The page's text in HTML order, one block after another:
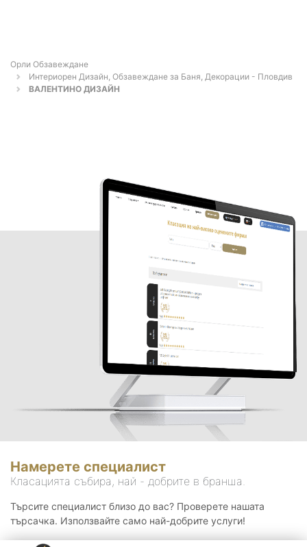
Орли Обзавеждане
Интериорен Дизайн, Обзавеждане за Баня, Декорации - Пловдив
ВАЛЕНТИНО ДИЗАЙН
Намерете специалист
Класацията събира, най - добрите в бранша.
Търсите специалист близо до вас? Проверете нашата
търсачка. Използвайте само най-добрите услуги!